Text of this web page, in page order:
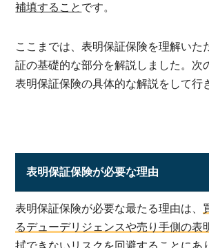
補填すること です。
ここまでは、表明保証保険を理解いた
証の基礎的な部分を解説しました。次
表明保証保険の具体的な解説をして行
表明保証保険が必要な理由
表明保証保険が必要な最たる理由は、
るデューデリジェンスや売り手側の表
拭できないリスクを回避すること にあ